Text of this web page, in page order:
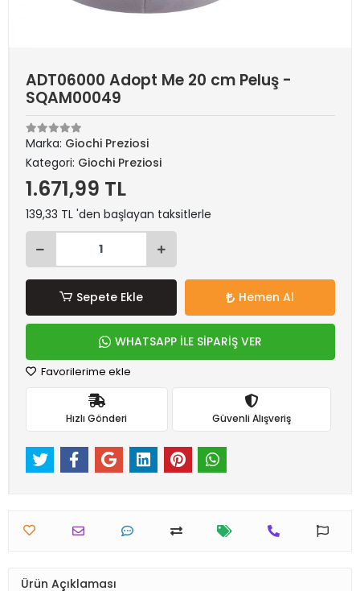
ADT06000 Adopt Me 20 cm Peluş -
SQAM00049
Marka: Giochi Preziosi
Kategori: Giochi Preziosi
1.671,99 TL
139,33 TL 'den başlayan taksitlerle
Sepete Ekle Hemen Al
WHATSAPP İLE SİPARİŞ VER
Favorilerime ekle
Hızlı Gönderi Güvenli Alışveriş
Ürün Açıklaması